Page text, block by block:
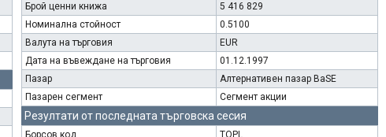
Брой ценни книжа
5 416 829
Номинална стойност
0.5100
Валута на търговия
EUR
Дата на въвеждане на търговия
01.12.1997
Пазар
Алтернативен пазар BaSE
Пазарен сегмент
Сегмент акции
Резултати от последната търговска сесия
Борсов код
TOPL